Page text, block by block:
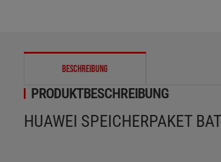
weitere Registerkarten anzeigen
BESCHREIBUNG
PRODUKTBESCHREIBUNG
HUAWEI SPEICHERPAKET